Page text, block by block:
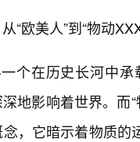
“欧美人”到“物动
个在历史长河中承
地影响着世界。而
，它暗示着物质